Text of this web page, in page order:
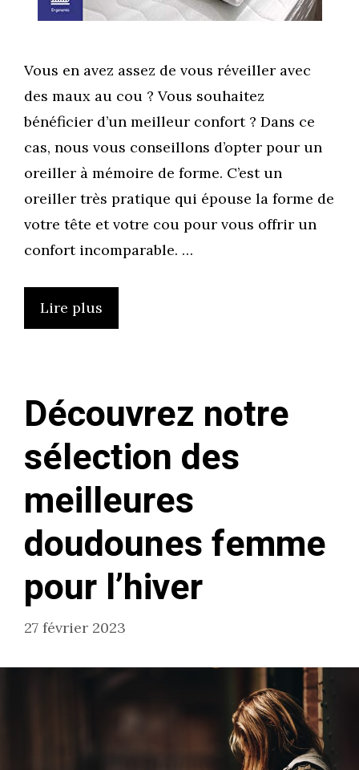
Vous en avez assez de vous réveiller avec
des maux au cou ? Vous souhaitez
bénéficier d’un meilleur confort ? Dans ce
cas, nous vous conseillons d’opter pour un
oreiller à mémoire de forme. C’est un
oreiller très pratique qui épouse la forme de
votre tête et votre cou pour vous offrir un
confort incomparable. …
Lire plus
Découvrez notre
sélection des
meilleures
doudounes femme
pour l’hiver
27 février 2023